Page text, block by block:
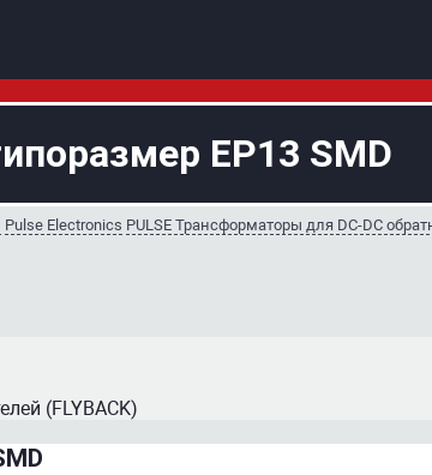
EP13 SMD
Pulse Electronics PULSE Трансформаторы для DC-DC
(FLYBACK)